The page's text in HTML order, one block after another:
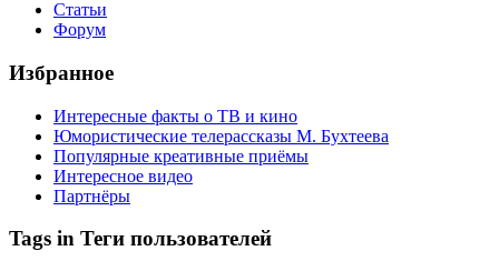
Статьи
Форум
Избранное
Интересные факты о ТВ и кино
Юмористические телерассказы М. Бухтеева
Популярные креативные приёмы
Интересное видео
Партнёры
Tags in Теги пользователей